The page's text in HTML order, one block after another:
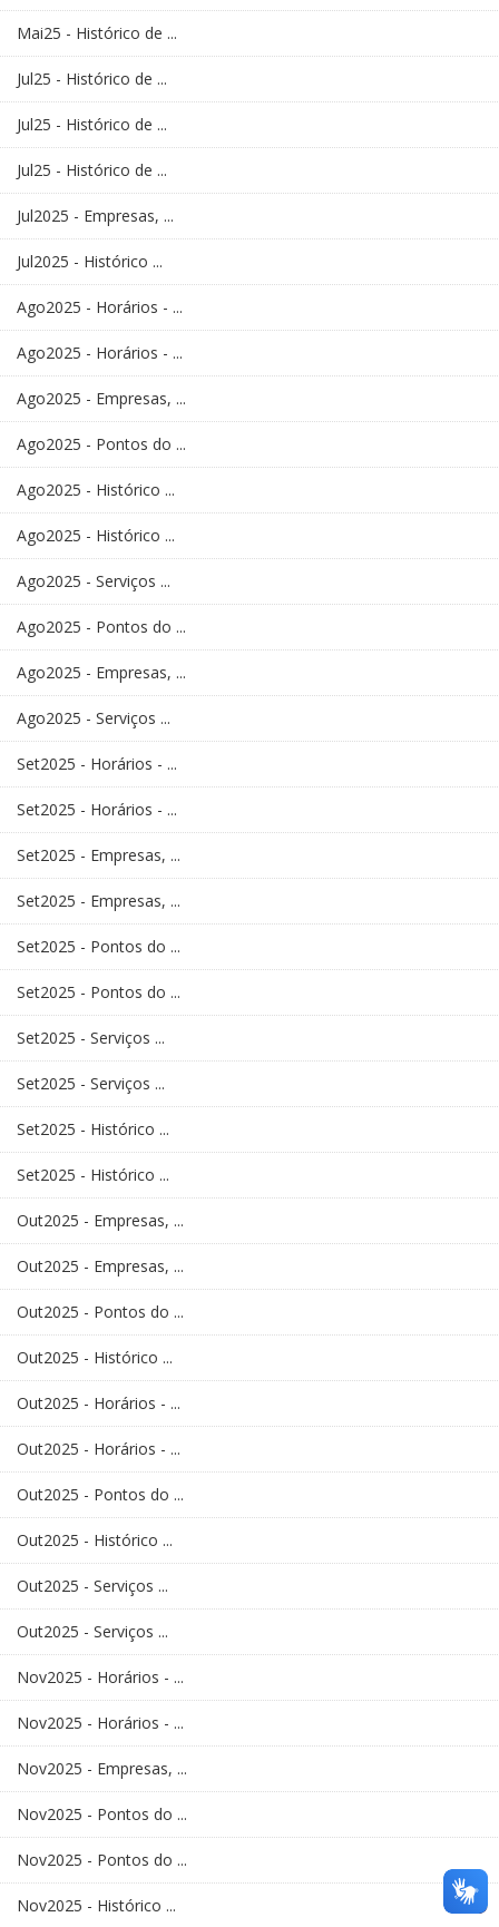
Mai25 - Histórico de ...
Jul25 - Histórico de ...
Jul25 - Histórico de ...
Jul25 - Histórico de ...
Jul2025 - Empresas, ...
Jul2025 - Histórico ...
Ago2025 - Horários - ...
Ago2025 - Horários - ...
Ago2025 - Empresas, ...
Ago2025 - Pontos do ...
Ago2025 - Histórico ...
Ago2025 - Histórico ...
Ago2025 - Serviços ...
Ago2025 - Pontos do ...
Ago2025 - Empresas, ...
Ago2025 - Serviços ...
Set2025 - Horários - ...
Set2025 - Horários - ...
Set2025 - Empresas, ...
Set2025 - Empresas, ...
Set2025 - Pontos do ...
Set2025 - Pontos do ...
Set2025 - Serviços ...
Set2025 - Serviços ...
Set2025 - Histórico ...
Set2025 - Histórico ...
Out2025 - Empresas, ...
Out2025 - Empresas, ...
Out2025 - Pontos do ...
Out2025 - Histórico ...
Out2025 - Horários - ...
Out2025 - Horários - ...
Out2025 - Pontos do ...
Out2025 - Histórico ...
Out2025 - Serviços ...
Out2025 - Serviços ...
Nov2025 - Horários - ...
Nov2025 - Horários - ...
Nov2025 - Empresas, ...
Nov2025 - Pontos do ...
Nov2025 - Pontos do ...
Nov2025 - Histórico ...